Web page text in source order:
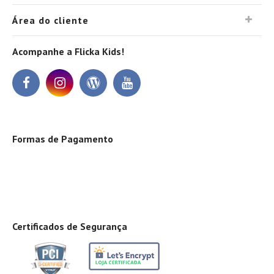
Área do cliente
Acompanhe a Flicka Kids!
Formas de Pagamento
Certificados de Segurança